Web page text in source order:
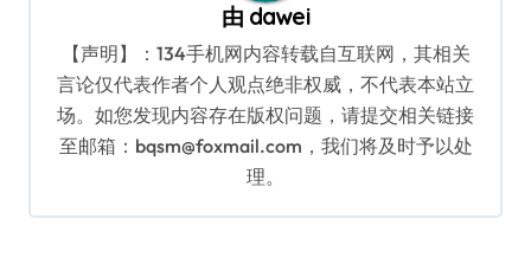
由 dawei
【声明】：134手机网内容转载自互联网，其相关
言论仅代表作者个人观点绝非权威，不代表本站立
场。如您发现内容存在版权问题，请提交相关链接
至邮箱：bqsm@foxmail.com，我们将及时予以处
理。